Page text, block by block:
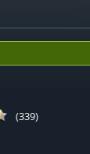
(339)